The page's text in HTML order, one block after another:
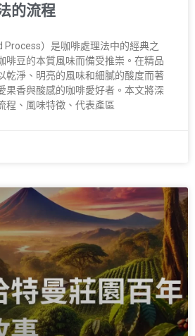
的流程
Process）是咖啡處理法中的經典之
啡豆的本質風味而備受推崇。在精品
乾淨、明亮的風味和細膩的酸度而著
果香與酸感的咖啡愛好者。本文將深
程、風味特徵、代表產區